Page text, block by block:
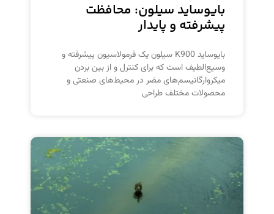
بایوساید سیلون: محافظت
پیشرفته و پایدار
بایوساید K900 سیلون یک فرمولاسیون پیشرفته و
وسیع‌الطیف است که برای کنترل و از بین بردن
میکروارگانیسم‌های مضر در محیط‌های صنعتی و
محصولات مختلف طراحی